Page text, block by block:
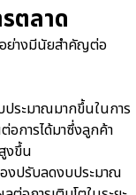
ตลาด
ย่างมีนัยสำคัญต่อ
ระมาณมากขึ้นในการ
อการได้มาซึ่งลูกค้า
งขึ้น
งปรับลดงบประมาณ